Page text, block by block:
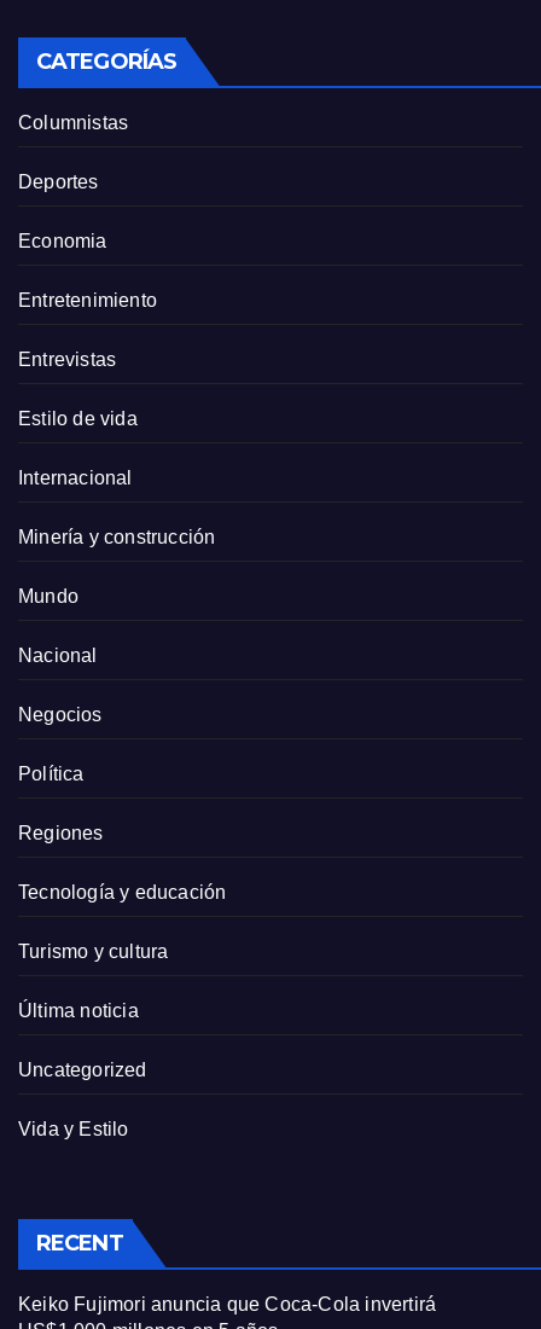
CATEGORÍAS
Columnistas
Deportes
Economia
Entretenimiento
Entrevistas
Estilo de vida
Internacional
Minería y construcción
Mundo
Nacional
Negocios
Política
Regiones
Tecnología y educación
Turismo y cultura
Última noticia
Uncategorized
Vida y Estilo
RECENT
Keiko Fujimori anuncia que Coca-Cola invertirá